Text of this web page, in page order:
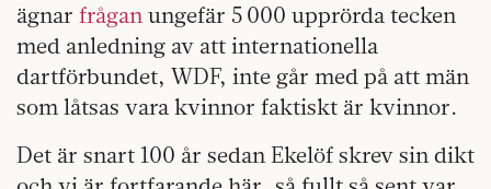
ägnar fråganungefär 5 000 upprörda tecken
med anledning av att internationella
dartförbundet, WDF, inte går med på att män
som låtsas vara kvinnor faktiskt är kvinnor.
Det är snart 100 år sedan Ekelöf skrev sin dikt